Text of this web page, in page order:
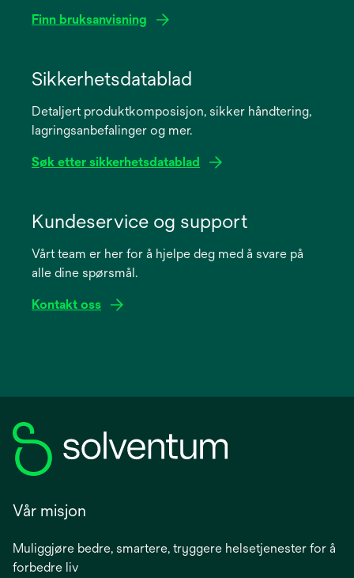
Finn bruksanvisning
new
Sikkerhetsdatablad
Detaljert produktkomposisjon, sikker håndtering,
lagringsanbefalinger og mer.
Søk etter sikkerhetsdatablad
new
Kundeservice og support
Vårt team er her for å hjelpe deg med å svare på
alle dine spørsmål.
Kontakt oss
Vår misjon
Muliggjøre bedre, smartere, tryggere helsetjenester for å
forbedre liv